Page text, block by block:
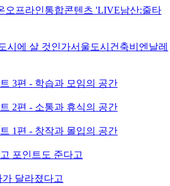
오프라인통합콘텐츠 'LIVE남산:줄타
시에 살 것인가서울도시건축비엔날레
3편 - 학습과 모임의 공간
2편 - 소통과 휴식의 공간
1편 - 창작과 몰입의 공간
포인트도 준다고
달라졌다고